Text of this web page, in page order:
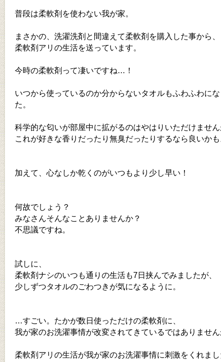
普段は柔軟剤を使わない我が家。
まさかの、洗濯洗剤と間違えて柔軟剤を購入した事から、
柔軟剤アリの生活を送っています。
今時の柔軟剤って凄いですね…！
いつから使っているのか分からないタオルもふわふわに
た。
科学的な匂いが部屋中に拡がるのはやはりいただけませ
これが好きな香りだったり無臭だったりするなら良いか
加えて、心なしか乾くのがいつもより少し早い！
何故でしょう？
みなさんそんなことありませんか？
不思議ですね。
試しに、
柔軟剤ナシのいつも通りの生活も7日挟んでみましたが、
少しずつタオルのごわつきが気になるように。
…すごい。たかが数日使っただけの柔軟剤に、
我が家のお洗濯事情が改変されてきているではありませ
柔軟剤アリの生活が我が家のお洗濯事情に刺激をくれま